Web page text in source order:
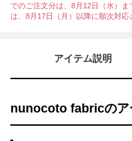
でのご注文分は、8月12日（水）
は、8月17日（月）以降に順次対応
アイテム説明
nunocoto fabricのア